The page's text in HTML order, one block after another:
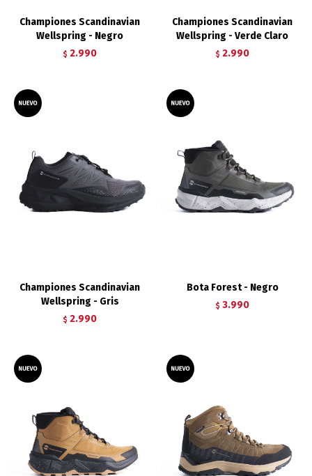
Championes Scandinavian
Wellspring - Negro
$ 2.990
Championes Scandinavian
Wellspring - Verde Claro
$ 2.990
Championes Scandinavian
Wellspring - Gris
$ 2.990
Bota Forest - Negro
$ 3.990